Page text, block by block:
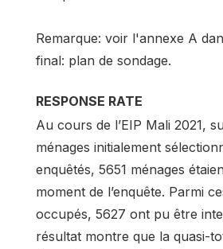
Remarque: voir l'annexe A
final: plan de sondage.
RESPONSE RATE
Au cours de l’EIP Mali 2021,
ménages initialement
enquêtés, 5651 ménages
moment de l’enquête. Parmi
occupés, 5627 ont pu être
résultat montre que la quasi-